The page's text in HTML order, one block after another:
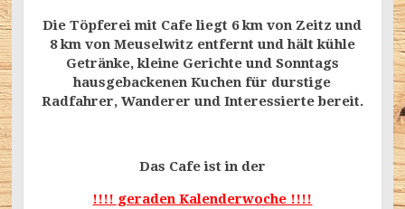
Die Töpferei mit Cafe liegt 6 km von Zeitz und
8 km von Meuselwitz entfernt und hält kühle
Getränke, kleine Gerichte und Sonntags
hausgebackenen Kuchen für durstige
Radfahrer, Wanderer und Interessierte bereit.
Das Cafe ist in der
!!!! geraden Kalenderwoche !!!!